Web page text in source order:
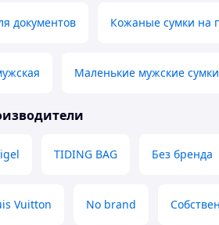
документов Кожаные сумки на
Маленькие мужские сумки
TIDING BAG Без бренда
Vuitton No brand